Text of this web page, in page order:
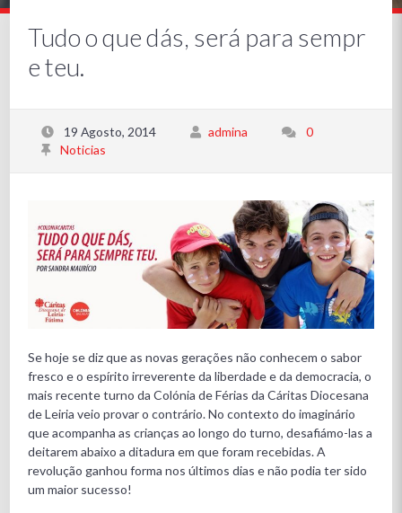
Tudo o que dás, será para sempr
e teu.
19 Agosto, 2014 admina
0
Noticias
Se hoje se diz que as novas gerações não conhecem o sabor
fresco e o espírito irreverente da liberdade e da democracia, o
mais recente turno da Colónia de Férias da Cáritas Diocesana
de Leiria veio provar o contrário. No contexto do imaginário
que acompanha as crianças ao longo do turno, desafiámo-las a
deitarem abaixo a ditadura em que foram recebidas. A
revolução ganhou forma nos últimos dias e não podia ter sido
um maior sucesso!